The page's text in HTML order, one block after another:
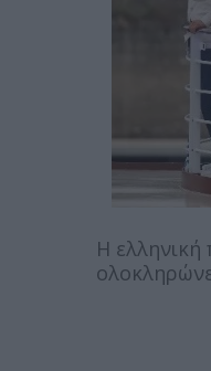
Η ελληνική